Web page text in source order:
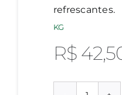
refrescantes.
KG
R$